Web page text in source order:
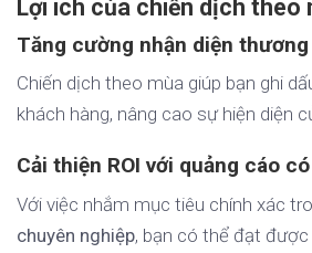
Lợi ích của chiến dịch theo
Tăng cường nhận diện
Chiến dịch theo mùa giúp bạn ghi
khách hàng, nâng cao sự hiện diện
Cải thiện ROI với quảng cáo
Với việc nhắm mục tiêu chính xác
chuyên nghiệp, bạn có thể đạt